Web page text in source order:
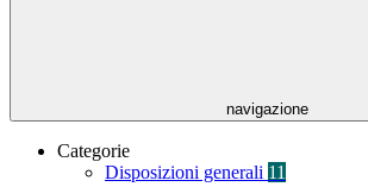
navigazione
Categorie
Disposizioni generali 11